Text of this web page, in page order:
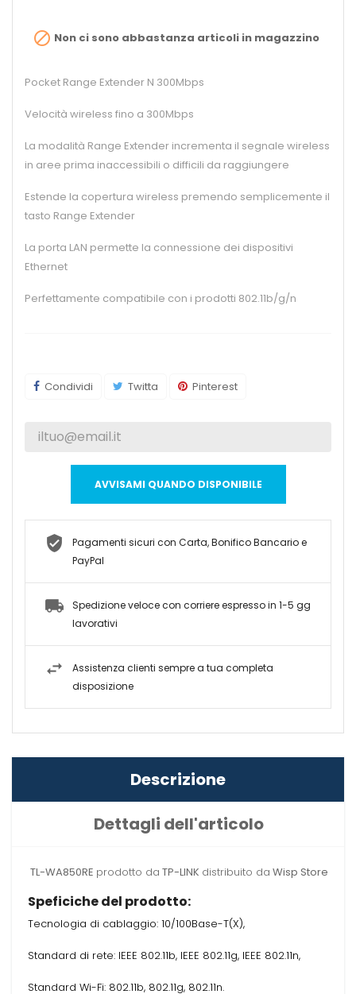
 Non ci sono abbastanza articoli in magazzino
Pocket Range Extender N 300Mbps
Velocità wireless fino a 300Mbps
La modalità Range Extender incrementa il segnale wireless
in aree prima inaccessibili o difficili da raggiungere
Estende la copertura wireless premendo semplicemente il
tasto Range Extender
La porta LAN permette la connessione dei dispositivi
Ethernet
Perfettamente compatibile con i prodotti 802.11b/g/n
Condividi Twitta Pinterest
AVVISAMI QUANDO DISPONIBILE
Pagamenti sicuri con Carta, Bonifico Bancario e
PayPal
Spedizione veloce con corriere espresso in 1-5 gg
lavorativi
Assistenza clienti sempre a tua completa
disposizione
Descrizione
Dettagli dell'articolo
TL-WA850RE prodotto da TP-LINK distribuito da Wisp Store
Speficiche del prodotto:
Tecnologia di cablaggio: 10/100Base-T(X),
Standard di rete: IEEE 802.11b, IEEE 802.11g, IEEE 802.11n,
Standard Wi-Fi: 802.11b, 802.11g, 802.11n.